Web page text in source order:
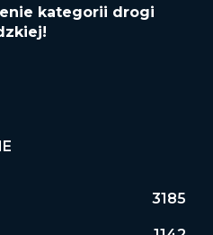
kategorii drogi
3185